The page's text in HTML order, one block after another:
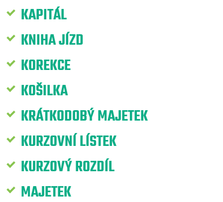
KAPITÁL
KNIHA JÍZD
KOREKCE
KOŠILKA
KRÁTKODOBÝ MAJETEK
KURZOVNÍ LÍSTEK
KURZOVÝ ROZDÍL
MAJETEK